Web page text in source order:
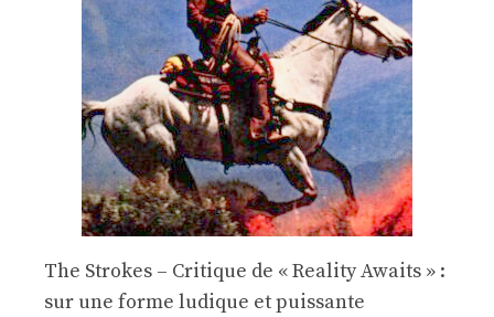
The Strokes – Critique de « Reality Awaits » :
sur une forme ludique et puissante